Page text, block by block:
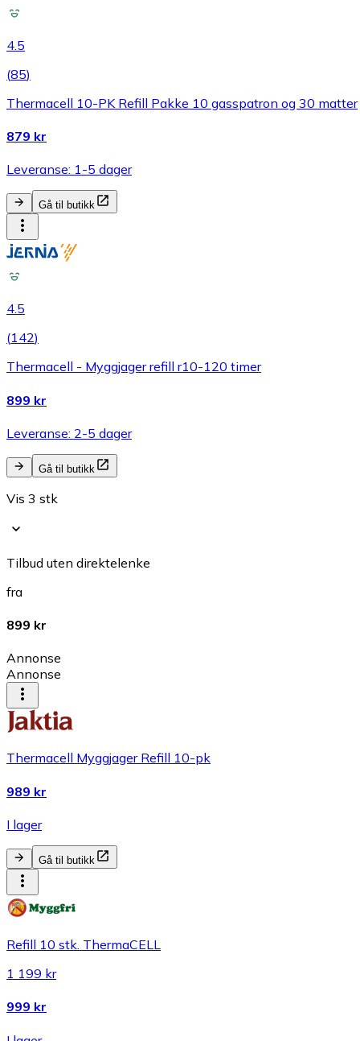
4.5
(85)
Thermacell 10-PK Refill Pakke 10 gasspatron og 30 matter
879 kr
Leveranse: 1-5 dager
Gå til butikk
4.5
(142)
Thermacell - Myggjager refill r10-120 timer
899 kr
Leveranse: 2-5 dager
Gå til butikk
Vis 3 stk
Tilbud uten direktelenke
fra
899 kr
Annonse
Annonse
Thermacell Myggjager Refill 10-pk
989 kr
I lager
Gå til butikk
Refill 10 stk. ThermaCELL
1 199 kr
999 kr